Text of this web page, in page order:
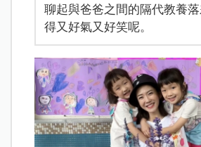
聊起與爸爸之間的隔代教養
得又好氣又好笑呢。